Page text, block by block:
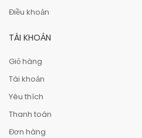
Điều khoản
TÀI KHOẢN
Giỏ hàng
Tài khoản
Yêu thích
Thanh toán
Đơn hàng